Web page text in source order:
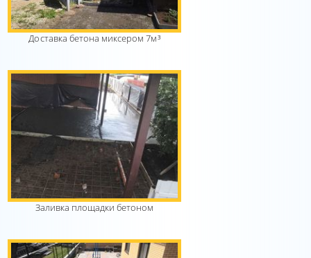
Доставка бетона миксером 7м³
Заливка площадки бетоном